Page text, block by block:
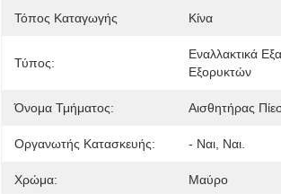
Τόπος Καταγωγής Κίνα
Τύπος:
Εναλλακτικά
Εξορυκτών
Όνομα Τμήματος: Αισθητήρας
Οργανωτής Κατασκευής: - Ναι, Ναι.
Χρώμα: Μαύρο